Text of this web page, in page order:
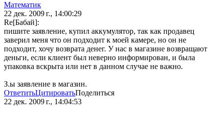
Математик
22 дек. 2009 г., 14:00:29
Re[Бaбай]:
пишите заявление, купил аккумулятор, так как продавец
заверил меня что он подходит к моей камере, но он не
подходит, хочу возврата денег. У нас в магазине возвращают
деньги, если клиент был неверно информирован, и была
упаковка вскрыта или нет в данном случае не важно.
З.ы заявление в магазин.
ОтветитьЦитироватьПоделиться
22 дек. 2009 г., 14:04:53